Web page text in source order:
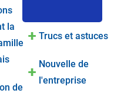
la
de
Trucs et astuces
Nouvelle de
l'entreprise